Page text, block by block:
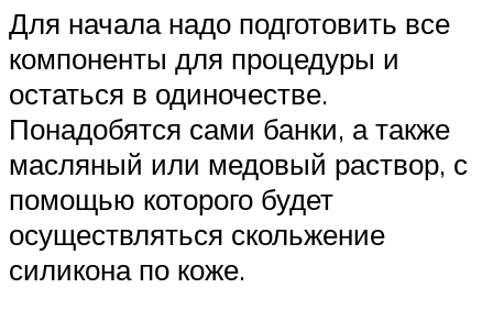
Для начала надо подготовить все
компоненты для процедуры и
остаться в одиночестве.
Понадобятся сами банки, а также
масляный или медовый раствор, с
помощью которого будет
осуществляться скольжение
силикона по коже.